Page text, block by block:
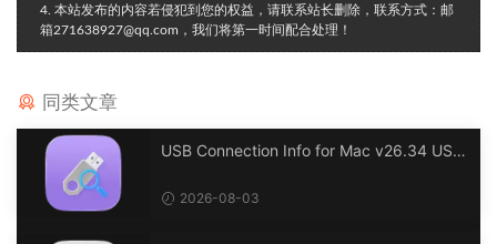
4. 本站发布的内容若侵犯到您的权益，请联系站长删除，联系方式：邮
箱271638927@qq.com，我们将第一时间配合处理！
同类文章
USB Connection Info for Mac v26.34 USB
2026-08-03